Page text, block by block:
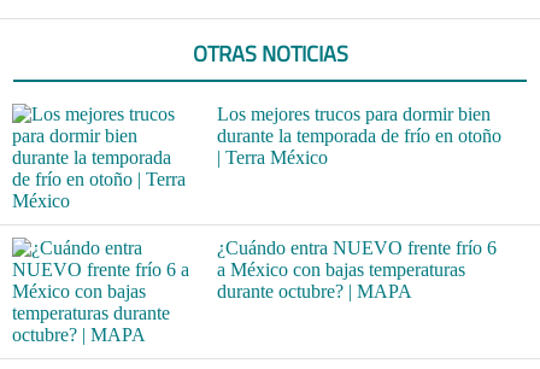
OTRAS NOTICIAS
Los mejores trucos para dormir bien
durante la temporada de frío en otoño
| Terra México
¿Cuándo entra NUEVO frente frío 6
a México con bajas temperaturas
durante octubre? | MAPA